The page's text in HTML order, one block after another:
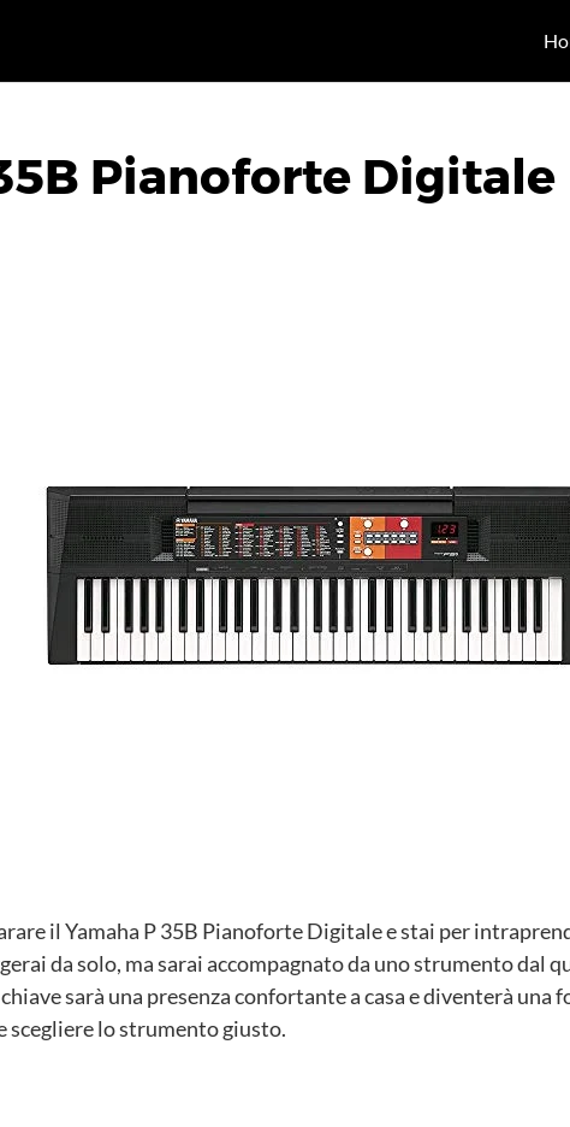
Pianoforte Digitale
il Yamaha P 35B Pianoforte Digitale e stai per
da solo, ma sarai accompagnato da uno strumento dal
sarà una presenza confortante a casa e diventerà
lo strumento giusto.